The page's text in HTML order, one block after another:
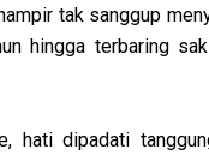
tak sanggup
hingga terbaring
hati dipadati